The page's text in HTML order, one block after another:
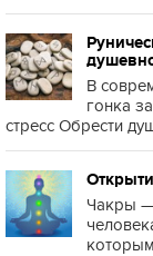
В
гонка
стресс Обрести
Чакры —